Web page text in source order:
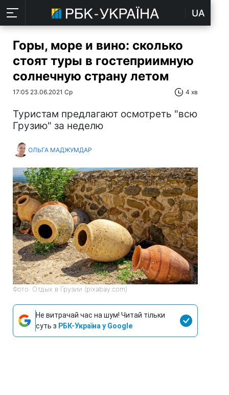
UA
Горы, море и вино: сколько
стоят туры в гостеприимную
солнечную страну летом
17:05 23.06.2021 Ср 4 хв
Туристам предлагают осмотреть "всю
Грузию" за неделю
ОЛЬГА МАДЖУМДАР
Фото: Отдых в Грузии (pixabay.com)
Не витрачай час на шум! Читай тільки
суть з РБК-Україна у Google